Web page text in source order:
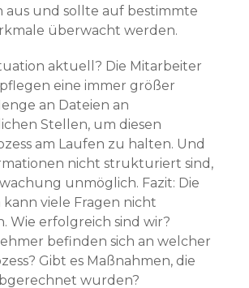
aus und sollte auf bestimmte
überwacht werden.
aktuell? Die Mitarbeiter
pflegen eine immer größer
an Dateien an
Stellen, um diesen
am Laufen zu halten. Und
nicht strukturiert sind,
unmöglich. Fazit: Die
kann viele Fragen nicht
Wie erfolgreich sind wir?
befinden sich an welcher
Gibt es Maßnahmen, die
wurden?